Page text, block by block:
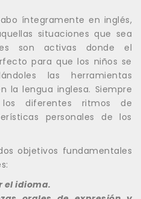
íntegramente en inglés,
situaciones que sea
son activas donde el
para que los niños se
las herramientas
la lengua inglesa. Siempre
diferentes ritmos de
personales de los
objetivos fundamentales
el idioma.